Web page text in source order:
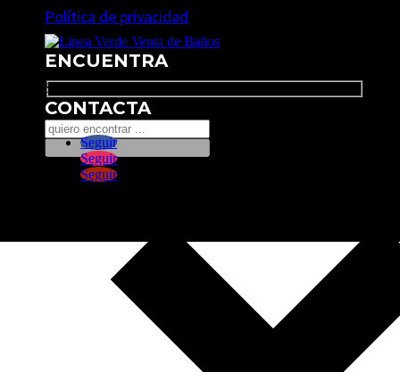
Política de privacidad
ENCUENTRA
Search
CONTACTA
Seguir
Seguir
Seguir